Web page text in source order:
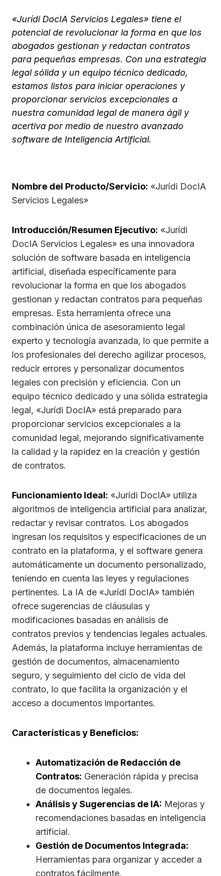
«Jurídi DocIA Servicios Legales» tiene el
potencial de revolucionar la forma en que los
abogados gestionan y redactan contratos
para pequeñas empresas. Con una estrategia
legal sólida y un equipo técnico dedicado,
estamos listos para iniciar operaciones y
proporcionar servicios excepcionales a
nuestra comunidad legal de manera ágil y
acertiva por medio de nuestro avanzado
software de Inteligencia Artificial.
Nombre del Producto/Servicio: «Jurídi DocIA
Servicios Legales»
Introducción/Resumen Ejecutivo: «Jurídi
DocIA Servicios Legales» es una innovadora
solución de software basada en inteligencia
artificial, diseñada específicamente para
revolucionar la forma en que los abogados
gestionan y redactan contratos para pequeñas
empresas. Esta herramienta ofrece una
combinación única de asesoramiento legal
experto y tecnología avanzada, lo que permite a
los profesionales del derecho agilizar procesos,
reducir errores y personalizar documentos
legales con precisión y eficiencia. Con un
equipo técnico dedicado y una sólida estrategia
legal, «Jurídi DocIA» está preparado para
proporcionar servicios excepcionales a la
comunidad legal, mejorando significativamente
la calidad y la rapidez en la creación y gestión
de contratos.
Funcionamiento Ideal: «Jurídi DocIA» utiliza
algoritmos de inteligencia artificial para analizar,
redactar y revisar contratos. Los abogados
ingresan los requisitos y especificaciones de un
contrato en la plataforma, y el software genera
automáticamente un documento personalizado,
teniendo en cuenta las leyes y regulaciones
pertinentes. La IA de «Jurídi DocIA» también
ofrece sugerencias de cláusulas y
modificaciones basadas en análisis de
contratos previos y tendencias legales actuales.
Además, la plataforma incluye herramientas de
gestión de documentos, almacenamiento
seguro, y seguimiento del ciclo de vida del
contrato, lo que facilita la organización y el
acceso a documentos importantes.
Características y Beneficios:
Automatización de Redacción de
Contratos: Generación rápida y precisa
de documentos legales.
Análisis y Sugerencias de IA: Mejoras y
recomendaciones basadas en inteligencia
artificial.
Gestión de Documentos Integrada:
Herramientas para organizar y acceder a
contratos fácilmente.